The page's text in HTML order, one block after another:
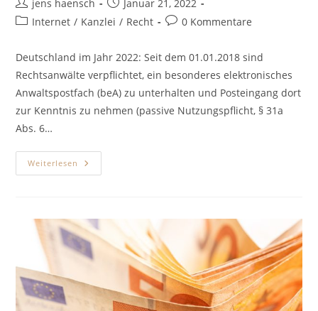
Autor:
jens haensch
veröffentlicht:
Januar 21, 2022
Beitrags-
Internet / Kanzlei / Recht
Beitrags-
0 Kommentare
Deutschland im Jahr 2022: Seit dem 01.01.2018 sind
Rechtsanwälte verpflichtet, ein besonderes elektronisches
Anwaltspostfach (beA) zu unterhalten und Posteingang dort
zur Kenntnis zu nehmen (passive Nutzungspflicht, § 31a
Abs. 6…
Weiterlesen Elektronische
Kommunikation